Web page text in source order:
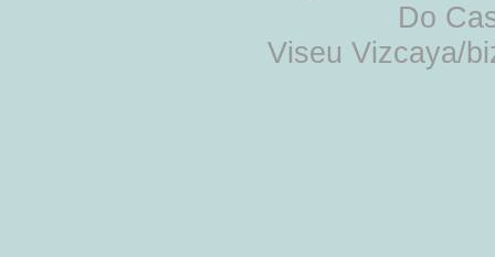
Do
Viseu Vizcaya/